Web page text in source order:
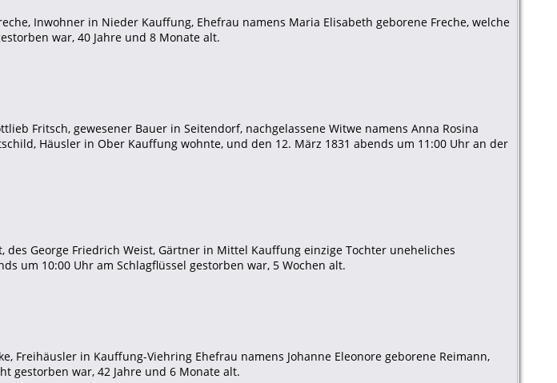
Inwohner in Nieder Kauffung, Ehefrau namens Maria Elisabeth geborene Freche, welche
war, 40 Jahre und 8 Monate alt.
Fritsch, gewesener Bauer in Seitendorf, nachgelassene Witwe namens Anna Rosina
Häusler in Ober Kauffung wohnte, und den 12. März 1831 abends um 11:00 Uhr an der
George Friedrich Weist, Gärtner in Mittel Kauffung einzige Tochter uneheliches
um 10:00 Uhr am Schlagflüssel gestorben war, 5 Wochen alt.
Freihäusler in Kauffung-Viehring Ehefrau namens Johanne Eleonore geborene Reimann,
gestorben war, 42 Jahre und 6 Monate alt.